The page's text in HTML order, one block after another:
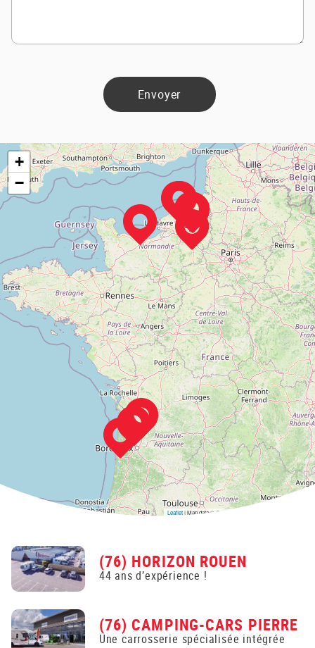
Envoyer
+
−
Leaflet| Map data © OpenStreetMap
(76) HORIZON ROUEN
44 ans d’expérience !
(76) CAMPING-CARS PIERRE
Une carrosserie spécialisée intégrée